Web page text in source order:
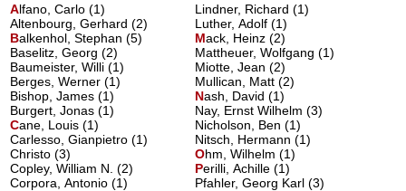
Alfano, Carlo(1)
Altenbourg, Gerhard (2)
Balkenhol, Stephan(5)
Baselitz, Georg (2)
Baumeister, Willi (1)
Berges, Werner (1)
Bishop, James (1)
Burgert, Jonas (1)
Cane, Louis(1)
Carlesso, Gianpietro (1)
Christo (3)
Copley, William N. (2)
Corpora, Antonio (1)
Lindner, Richard (1)
Luther, Adolf (1)
Mack, Heinz(2)
Mattheuer, Wolfgang (1)
Miotte, Jean (2)
Mullican, Matt (2)
Nash, David(1)
Nay, Ernst Wilhelm (3)
Nicholson, Ben (1)
Nitsch, Hermann (1)
Ohm, Wilhelm(1)
Perilli, Achille(1)
Pfahler, Georg Karl (3)